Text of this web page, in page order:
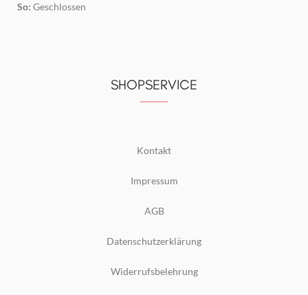
So: Geschlossen
SHOPSERVICE
Kontakt
Impressum
AGB
Datenschutzerklärung
Widerrufsbelehrung